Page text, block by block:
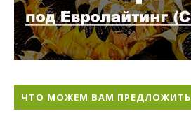
ЧТО МОЖЕМ ВАМ ПРЕДЛОЖИТЬ